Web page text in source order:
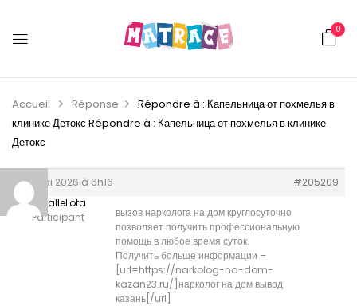
0
Accueil Réponse
Répondre à : Капельница от похмелья в
клинике Детокс Répondre à : Капельница от похмелья в клинике
Детокс
26 mai 2026 à 6h16
#205209
RandalleLota
Participant
вызов нарколога на дом круглосуточно
позволяет получить профессиональную
помощь в любое время суток.
Получить больше информации –
[url=https://narkolog-na-dom-
kazan23.ru/]нарколог на дом вывод
казань[/url]